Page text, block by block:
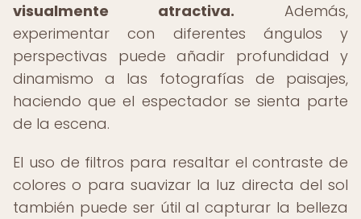
visualmente atractiva. Además,
experimentar con diferentes ángulos y
perspectivas puede añadir profundidad y
dinamismo a las fotografías de paisajes,
haciendo que el espectador se sienta parte
de la escena.
El uso de filtros para resaltar el contraste de
colores o para suavizar la luz directa del sol
también puede ser útil al capturar la belleza